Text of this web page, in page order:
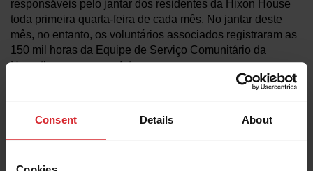
Consent Details About
responsáveis pelo jantar dos residentes da Hixon House
toda primeira quarta-feira de cada mês. No jantar deste
mês, no entanto, os voluntários associados registraram as
150 mil horas da Equipe de Serviço Comunitário da
Hypertherm com uma foto.
“Estamos emocionados e orgulhosos por celebrar esta
importante ocasião na Upper Valley Haven, que é um dos
nossos parceiros estratégicos mais fortes e mais antigos”,
tenhamos completado a marca de 150 mil horas na Hixon